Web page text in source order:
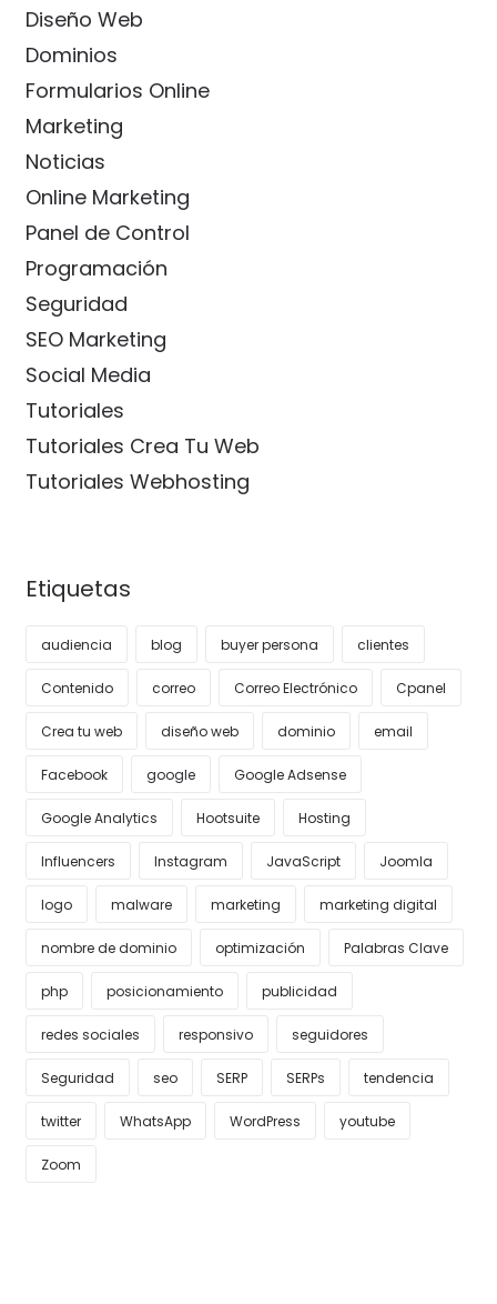
Diseño Web
Dominios
Formularios Online
Marketing
Noticias
Online Marketing
Panel de Control
Programación
Seguridad
SEO Marketing
Social Media
Tutoriales
Tutoriales Crea Tu Web
Tutoriales Webhosting
Etiquetas
audiencia blog buyer persona clientes
Contenido correo Correo Electrónico Cpanel
Crea tu web diseño web dominio email
Facebook google Google Adsense
Google Analytics Hootsuite Hosting
Influencers Instagram JavaScript Joomla
logo malware marketing marketing digital
nombre de dominio optimización Palabras Clave
php posicionamiento publicidad
redes sociales responsivo seguidores
Seguridad seo SERP SERPs tendencia
twitter WhatsApp WordPress youtube
Zoom